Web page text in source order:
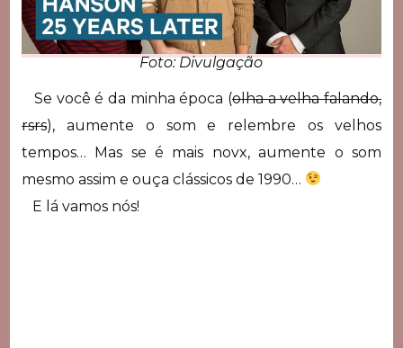
Foto: Divulgação
Se você é da minha época (olha a velha falando,
rsrs), aumente o som e relembre os velhos
tempos… Mas se é mais novx, aumente o som
mesmo assim e ouça clássicos de 1990…
E lá vamos nós!